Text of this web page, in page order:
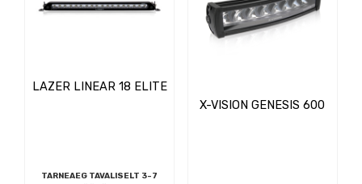
LAZER LINEAR 18 ELITE
TARNEAEG TAVALISELT 3-7
X-VISION GENESIS 600